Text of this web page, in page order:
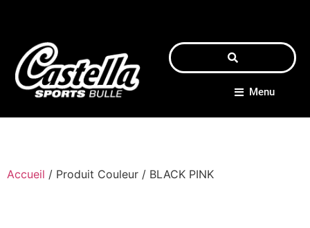
Menu
Accueil / Produit Couleur / BLACK PINK